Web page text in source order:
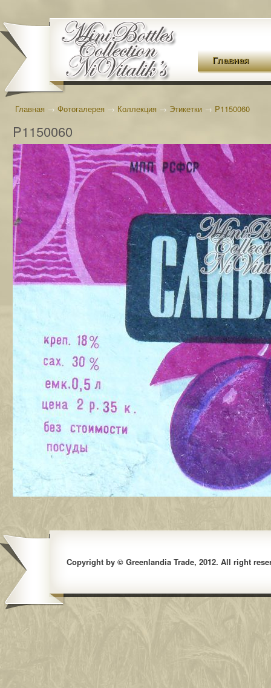
Главная
Главная → Фотогалерея → Коллекция → Этикетки → P1150060
P1150060
Copyright by © Greenlandia Trade, 2012. All right